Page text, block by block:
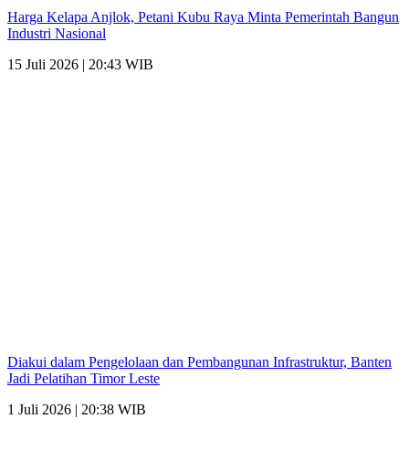
Harga Kelapa Anjlok, Petani Kubu Raya Minta Pemerintah Bangun
Industri Nasional
15 Juli 2026 | 20:43 WIB
Diakui dalam Pengelolaan dan Pembangunan Infrastruktur, Banten
Jadi Pelatihan Timor Leste
1 Juli 2026 | 20:38 WIB